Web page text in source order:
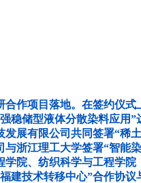
合作项目落地。在签约仪
稳储型液体分散染料应用
发展有限公司共同签署“稀
与浙江理工大学签署“智能
学院、纺织科学与工程学
建技术转移中心”合作协